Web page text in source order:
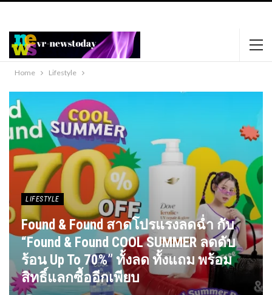
Home Lifestyle
LIFESTYLE
Found & Found สาดโปรแรงลดฉ่ำ กับ
“found & Found COOL SUMMER ลดดับ
ร้อน Up To 70%” ทั้งลด ทั้งแถม พร้อม
สิทธิ์แลกซื้ออีกเพียบ